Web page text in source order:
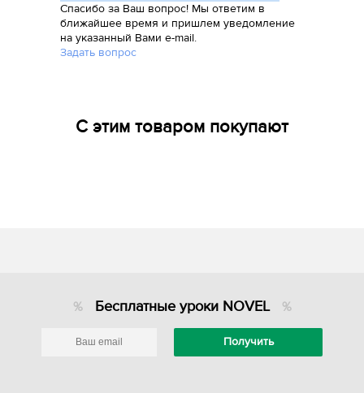
Спасибо за Ваш вопрос! Мы ответим в
ближайшее время и пришлем уведомление
на указанный Вами e-mail.
Задать вопрос
С этим товаром покупают
Бесплатные уроки NOVEL